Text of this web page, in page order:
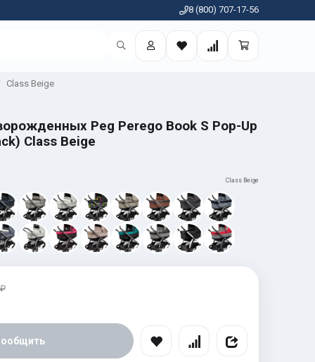
8 (800) 707-17-56
Class Beige
Peg Perego Book S Pop-Up
Class Beige
Class Beige